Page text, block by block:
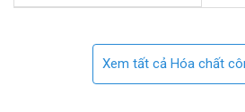
Xem tất cả Hóa chất